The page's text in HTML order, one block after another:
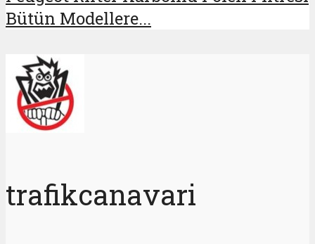
Bütün Modellere...
trafikcanavari